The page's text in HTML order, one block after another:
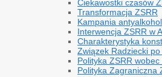
Ciekawostki czasów
Transformacja ZSRR
Kampania
Interwencja ZSRR w
Charakterystyka
Związek Radziecki
Polityka ZSRR
Polityka Zagraniczna